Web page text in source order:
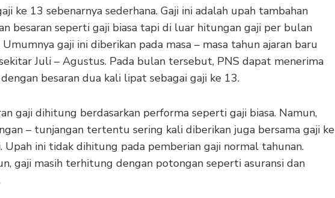
ke 13 sebenarnya sederhana. Gaji ini adalah upah tambahan
besaran seperti gaji biasa tapi di luar hitungan gaji per bulan
Umumnya gaji ini diberikan pada masa – masa tahun ajaran baru
Juli – Agustus. Pada bulan tersebut, PNS dapat menerima
besaran dua kali lipat sebagai gaji ke 13.
gaji dihitung berdasarkan performa seperti gaji biasa. Namun,
– tunjangan tertentu sering kali diberikan juga bersama gaji ke
Upah ini tidak dihitung pada pemberian gaji normal tahunan.
gaji masih terhitung dengan potongan seperti asuransi dan